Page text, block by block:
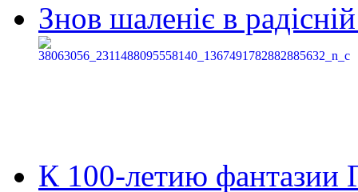
Знов шаленіє в
К 100-летию фантазии